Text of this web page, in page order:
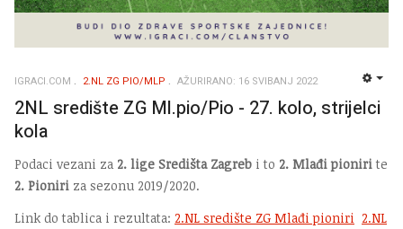
IGRACI.COM 2.NL ZG PIO/MLP AŽURIRANO: 16 SVIBANJ 2022
2NL središte ZG Ml.pio/Pio - 27. kolo, strijelci
kola
Podaci vezani za 2. lige Središta Zagreb i to 2. Mlađi pionirite
2. Pioniri za sezonu 2019/2020.
Link do tablica i rezultata: 2.NL središte ZG Mlađi pioniri 2.NL